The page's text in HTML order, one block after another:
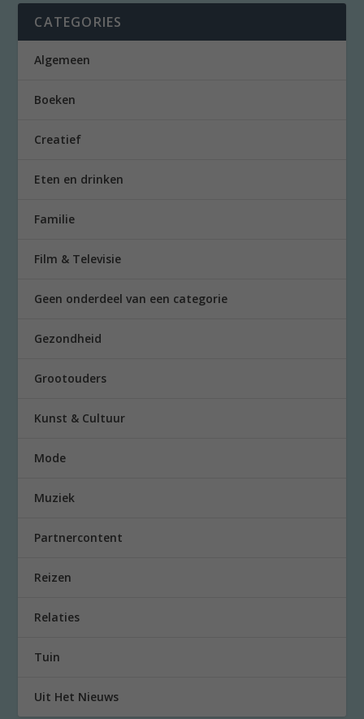
CATEGORIES
Algemeen
Boeken
Creatief
Eten en drinken
Familie
Film & Televisie
Geen onderdeel van een categorie
Gezondheid
Grootouders
Kunst & Cultuur
Mode
Muziek
Partnercontent
Reizen
Relaties
Tuin
Uit Het Nieuws